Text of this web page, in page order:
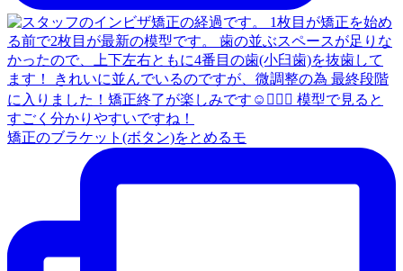
矯正のブラケット(ボタン)をとめるモ